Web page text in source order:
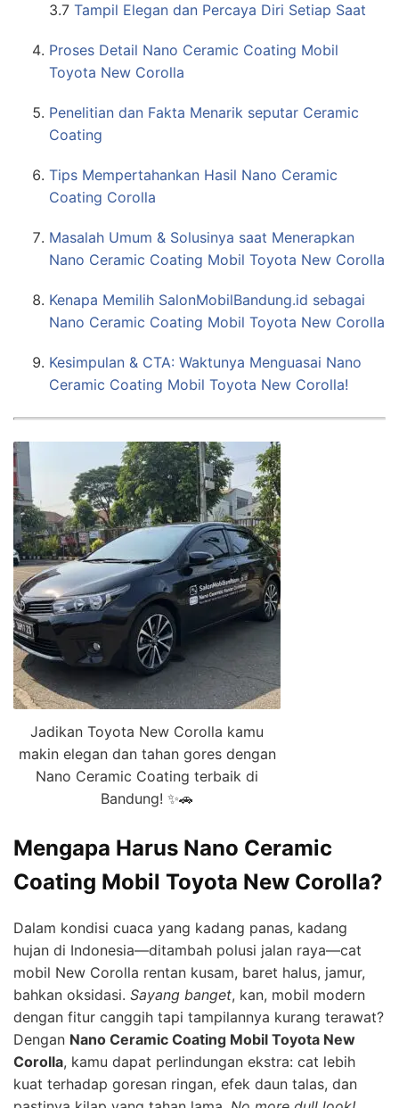
3.7 Tampil Elegan dan Percaya Diri Setiap Saat
Proses Detail Nano Ceramic Coating Mobil
Toyota New Corolla
Penelitian dan Fakta Menarik seputar Ceramic
Coating
Tips Mempertahankan Hasil Nano Ceramic
Coating Corolla
Masalah Umum & Solusinya saat Menerapkan
Nano Ceramic Coating Mobil Toyota New Corolla
Kenapa Memilih SalonMobilBandung.id sebagai
Nano Ceramic Coating Mobil Toyota New Corolla
Kesimpulan & CTA: Waktunya Menguasai Nano
Ceramic Coating Mobil Toyota New Corolla!
Jadikan Toyota New Corolla kamu
makin elegan dan tahan gores dengan
Nano Ceramic Coating terbaik di
Bandung! ✨🚗
Mengapa Harus Nano Ceramic
Coating Mobil Toyota New Corolla?
Dalam kondisi cuaca yang kadang panas, kadang
hujan di Indonesia—ditambah polusi jalan raya—cat
mobil New Corolla rentan kusam, baret halus, jamur,
bahkan oksidasi. Sayang banget, kan, mobil modern
dengan fitur canggih tapi tampilannya kurang terawat?
Dengan Nano Ceramic Coating Mobil Toyota New
Corolla, kamu dapat perlindungan ekstra: cat lebih
kuat terhadap goresan ringan, efek daun talas, dan